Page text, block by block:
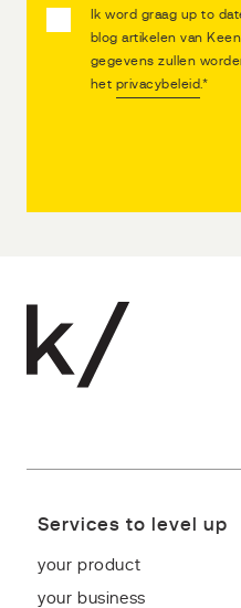
Ik word graag up to
blog artikelen van
gegevens zullen
het privacybeleid *
Services to level up
your product
your business